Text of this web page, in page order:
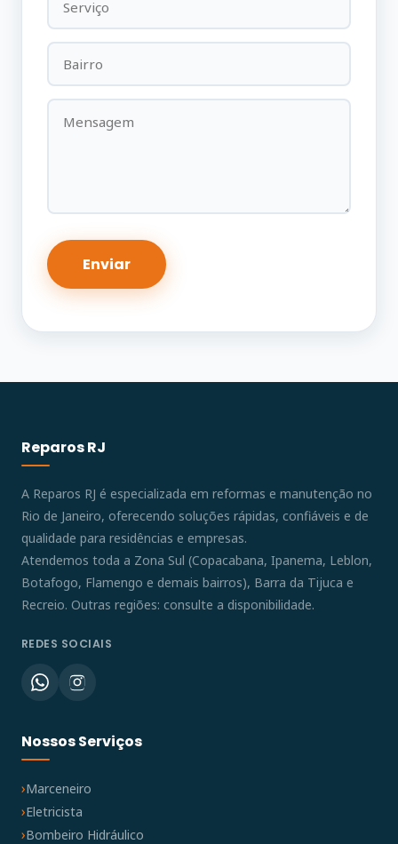
Reparos RJ
A Reparos RJ é especializada em reformas e manutenção no
Rio de Janeiro, oferecendo soluções rápidas, confiáveis e de
qualidade para residências e empresas.
Atendemos toda a Zona Sul (Copacabana, Ipanema, Leblon,
Botafogo, Flamengo e demais bairros), Barra da Tijuca e
Recreio. Outras regiões: consulte a disponibilidade.
REDES SOCIAIS
Nossos Serviços
Marceneiro
Eletricista
Bombeiro Hidráulico